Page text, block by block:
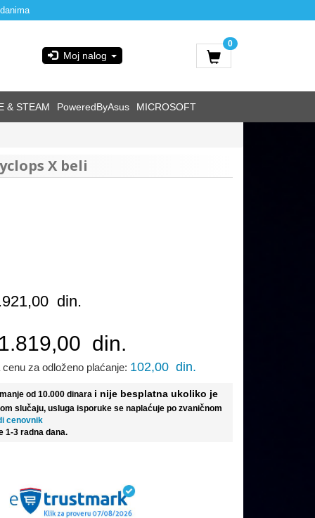
Moj nalog
0
& STEAM PoweredByAsus MICROSOFT
X beli
din.
din.
za odloženo plaćanje: 102,00 din.
od 10.000 dinara i nije besplatna ukoliko je
slučaju, usluga isporuke se naplaćuje po zvaničnom
cenovnik
1-3 radna dana.